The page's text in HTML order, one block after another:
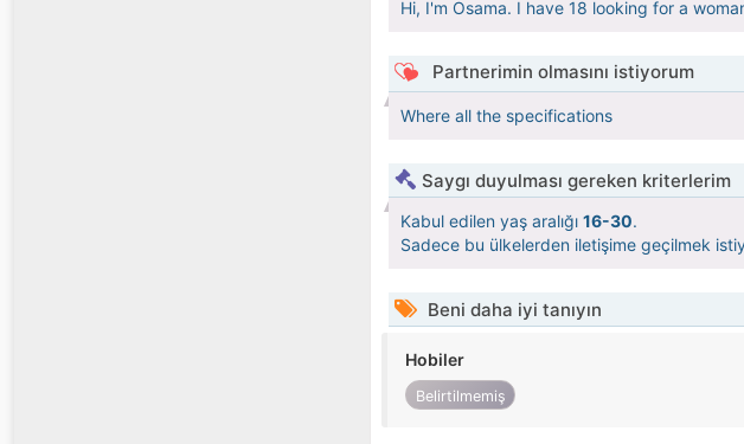
Hi, I'm Osama. I have 18 looking for a
Partnerimin olmasını istiyorum
Where all the specifications
Saygı duyulması gereken kriterlerim
Kabul edilen yaş aralığı 16-30.
Sadece bu ülkelerden iletişime geçilmek
Beni daha iyi tanıyın
Hobiler
Belirtilmemiş